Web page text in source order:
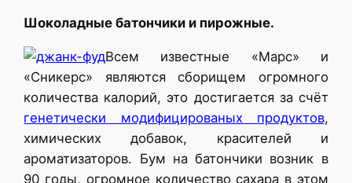
Шоколадные батончики и пирожные.
Всем известные «Марс» и
«Сникерс» являются сборищем огромного
количества калорий, это достигается за счёт
генетически модифицированых продуктов,
химических добавок, красителей и
ароматизаторов. Бум на батончики возник в
90 годы, огромное количество сахара в этом